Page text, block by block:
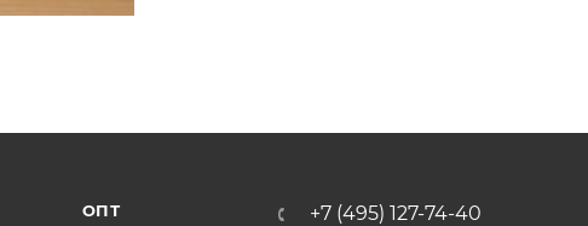
ОПТ +7 (495) 127-74-40